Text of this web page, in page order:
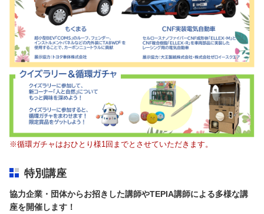
※循環ガチャはおひとり様1回までとさせていただきます。
特別講座
協力企業・団体からお招きした講師やTEPIA講師による多様な講
座を開催します！